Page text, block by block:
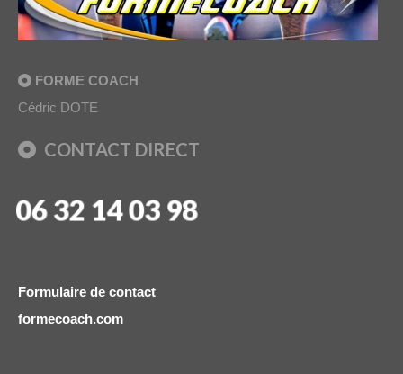
FORME COACH
Cédric DOTE
CONTACT DIRECT
06 32 14 03 98
Formulaire de contact
formecoach.com